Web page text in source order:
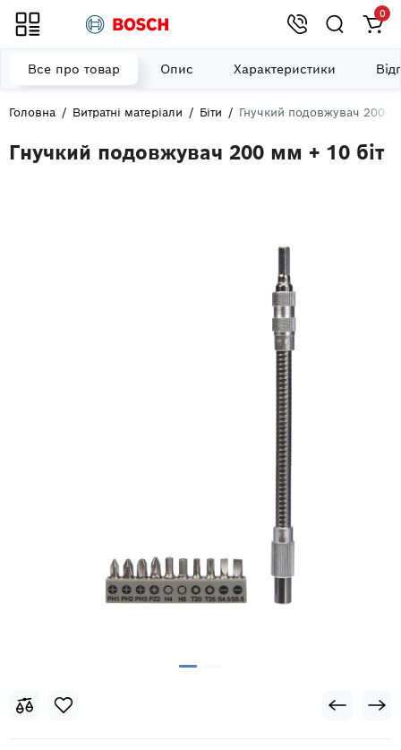
0
Головна Витратні матеріали Біти Гнучкий подовжувач 200
Гнучкий подовжувач 200 мм + 10 біт
Все про товар Опис Характеристики